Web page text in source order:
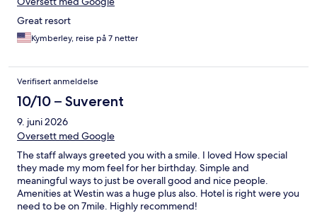
Great resort
Kymberley, reise på 7 netter
Verifisert anmeldelse
10/10 – Suverent
9. juni 2026
Oversett med Google
The staff always greeted you with a smile. I loved How special
they made my mom feel for her birthday. Simple and
meaningful ways to just be overall good and nice people.
Amenities at Westin was a huge plus also. Hotel is right were you
need to be on 7mile. Highly recommend!